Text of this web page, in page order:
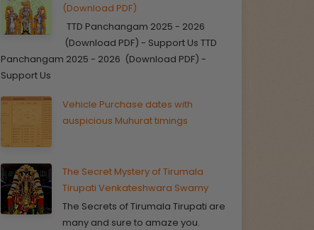
(Download PDF)
TTD Panchangam 2025 - 2026
(Download PDF) - Support Us TTD
Panchangam 2025 - 2026 (Download PDF) -
Support Us
Vehicle Purchase dates with
auspicious Muhurat timings
The Secret Mystery of Tirumala
Tirupati Venkateshwara Swamy
The Secrets of Tirumala Tirupati are
many and sure to amaze you.